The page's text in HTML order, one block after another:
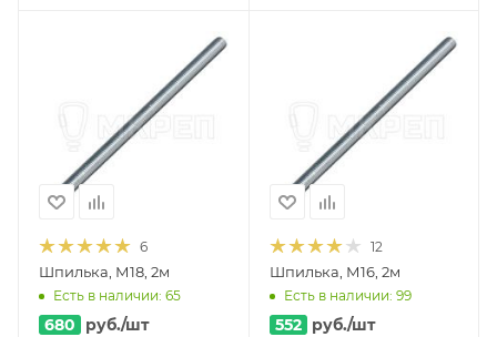
6
Шпилька, М18, 2м
Есть в наличии: 65
680 руб./шт
12
Шпилька, М16, 2м
Есть в наличии: 99
552 руб./шт